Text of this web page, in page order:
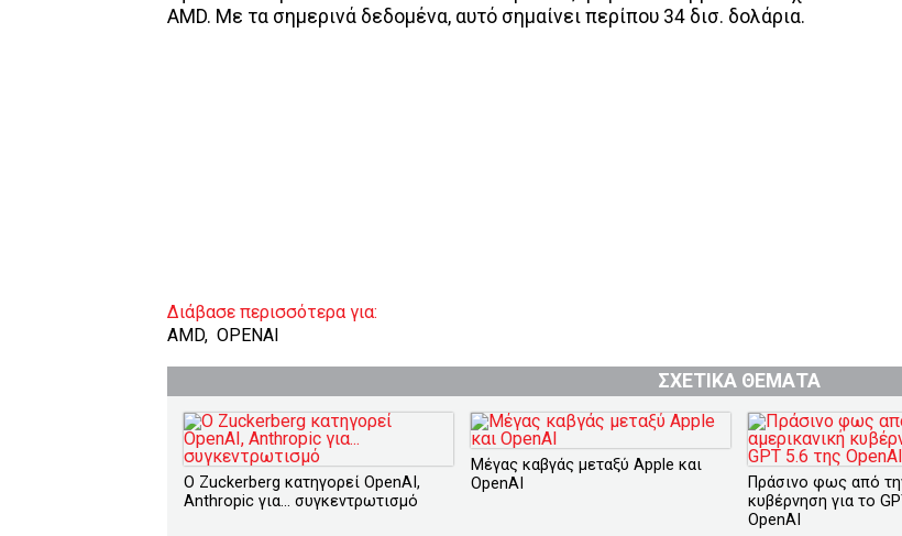
AMD. Με τα σημερινά δεδομένα, αυτό σημαίνει περίπου 34 δισ. δολάρια.
Διάβασε περισσότερα για:
AMD, OPENAI
ΣΧΕΤΙΚΑ ΘΕΜΑΤΑ
O Zuckerberg κατηγορεί OpenAI,
Anthropic για... συγκεντρωτισμό
Μέγας καβγάς μεταξύ Apple και
OpenAI
Πράσινο φως από
κυβέρνηση για το
OpenAI